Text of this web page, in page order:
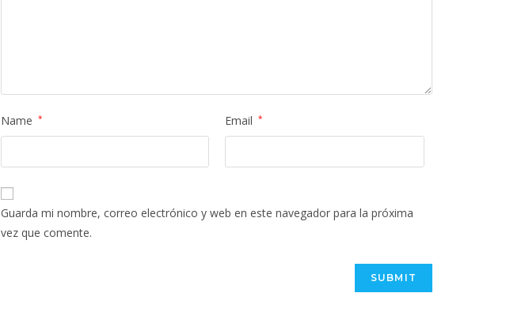
Name * Email *
Guarda mi nombre, correo electrónico y web en este navegador para la próxima
vez que comente.